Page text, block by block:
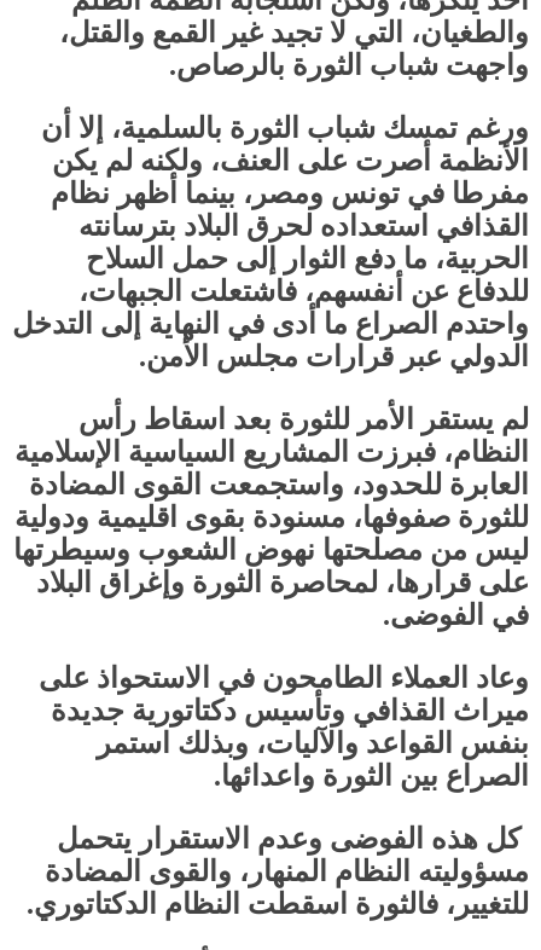
والطغيان، التي لا تجيد غير القمع والقتل،
واجهت شباب الثورة بالرصاص.
ورغم تمسك شباب الثورة بالسلمية، إلا أن
الأنظمة أصرت على العنف، ولكنه لم يكن
مفرطا في تونس ومصر، بينما أظهر نظام
القذافي استعداده لحرق البلاد بترسانته
الحربية، ما دفع الثوار إلى حمل السلاح
للدفاع عن أنفسهم، فاشتعلت الجبهات،
واحتدم الصراع ما أدى في النهاية إلى التدخل
الدولي عبر قرارات مجلس الأمن.
لم يستقر الأمر للثورة بعد اسقاط رأس
النظام، فبرزت المشاريع السياسية الإسلامية
العابرة للحدود، واستجمعت القوى المضادة
للثورة صفوفها، مسنودة بقوى اقليمية ودولية
ليس من مصلحتها نهوض الشعوب وسيطرتها
على قرارها، لمحاصرة الثورة وإغراق البلاد
في الفوضى.
وعاد العملاء الطامحون في الاستحواذ على
ميراث القذافي وتأسيس دكتاتورية جديدة
بنفس القواعد والآليات، وبذلك استمر
الصراع بين الثورة واعدائها.
كل هذه الفوضى وعدم الاستقرار يتحمل
مسؤوليته النظام المنهار، والقوى المضادة
للتغيير، فالثورة اسقطت النظام الدكتاتوري.